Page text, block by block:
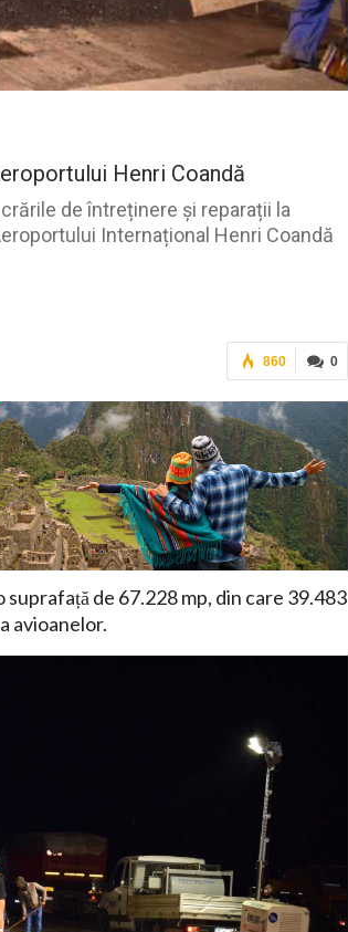
Henri Coandă
de întreținere și reparații la
Internațional Henri Coandă
0
860
de 67.228 mp, din care 39.483
avioanelor.